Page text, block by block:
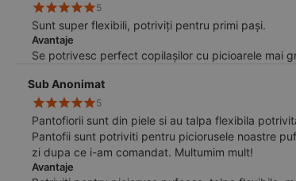
5
Sunt super flexibili, potriviți pentru primi pași.
Avantaje
Se potrivesc perfect copilașilor cu picioarele mai
Sub Anonimat
5
Pantofiorii sunt din piele si au talpa flexibila
Pantofii sunt potriviti pentru piciorusele noastre
zi dupa ce i-am comandat. Multumim mult!
Avantaje